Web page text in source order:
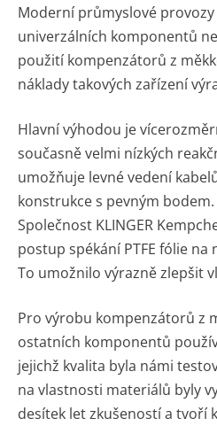
Moderní průmyslové
univerzálních komponentů
použití kompenzátorů z
náklady takových zařízení
Hlavní výhodou je
současně velmi nízkých
umožňuje levné vedení
konstrukce s pevným bodem.
Společnost KLINGER
postup spékání PTFE fólie
To umožnilo výrazně zlepšit
Pro výrobu kompenzátorů z
ostatních komponentů
jejichž kvalita byla námi
na vlastnosti materiálů byly
desítek let zkušeností a tvoří